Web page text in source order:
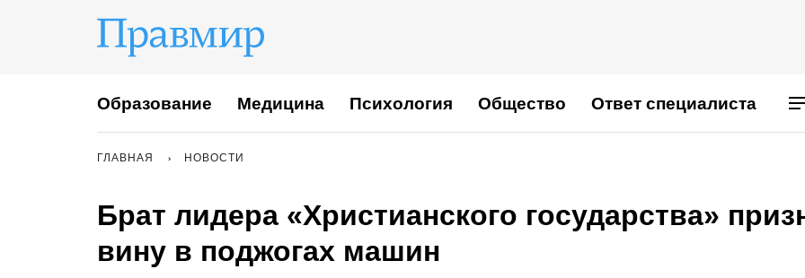
Образование Медицина Психология Общество Ответ специалиста
ГЛАВНАЯ НОВОСТИ
Брат лидера «Христианского государства»
вину в поджогах машин